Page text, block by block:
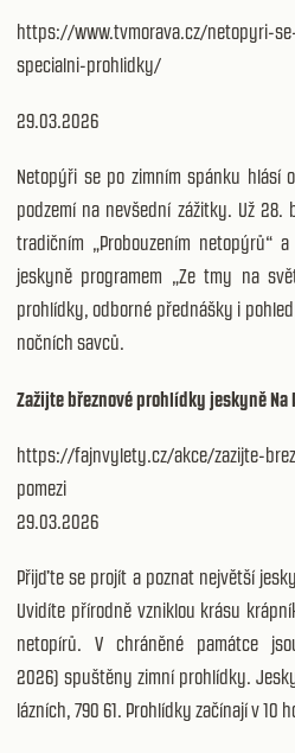
https://www.tvmorava.cz/netopyri-
specialni-prohlidky/
29.03.2026
Netopýři se po zimním spánku hlásí
podzemí na nevšední zážitky. Už 28.
tradičním „Probouzením netopýrů“
jeskyně programem „Ze tmy na
prohlídky, odborné přednášky i
nočních savců.
Zažijte březnové prohlídky jeskyně Na
https://fajnvylety.cz/akce/zazijte-
pomezi
29.03.2026
Přijďte se projít a poznat největší
Uvidíte přírodně vzniklou krásu
netopírů. V chráněné památce
2026) spuštěny zimní prohlídky.
lázních, 790 61. Prohlídky začínají v 10